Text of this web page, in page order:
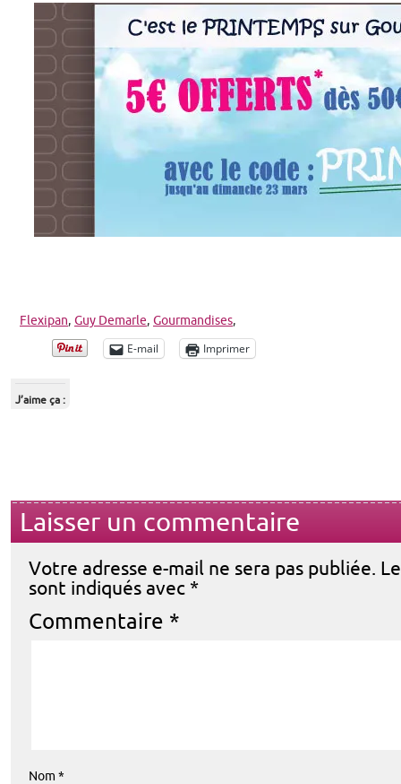
Flexipan, Guy Demarle, Gourmandises,
E-mail Imprimer
J’aime ça :
Laisser un commentaire
Votre adresse e-mail ne sera pas publiée.
sont indiqués avec *
Commentaire *
Nom *